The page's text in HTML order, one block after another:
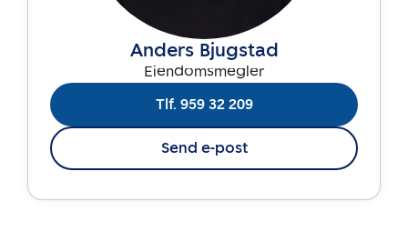
Anders Bjugstad
Eiendomsmegler
Tlf. 959 32 209
Send e-post